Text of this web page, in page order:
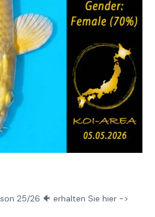
25/26 🐠 erhalten Sie hier ->